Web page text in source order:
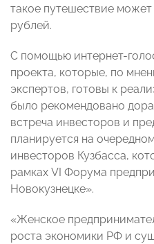
такое путешествие
рублей.
С помощью интернет-
проекта, которые, по
экспертов, готовы к
было рекомендовано
встреча инвесторов и
планируется на
инвесторов Кузбасса,
рамках VI Форума
Новокузнецке».
«Женское
роста экономики РФ и